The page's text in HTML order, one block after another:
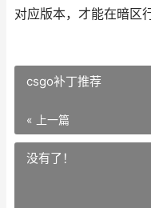
对应版本，才能在暗区
csgo补丁推荐
« 上一篇
没有了！